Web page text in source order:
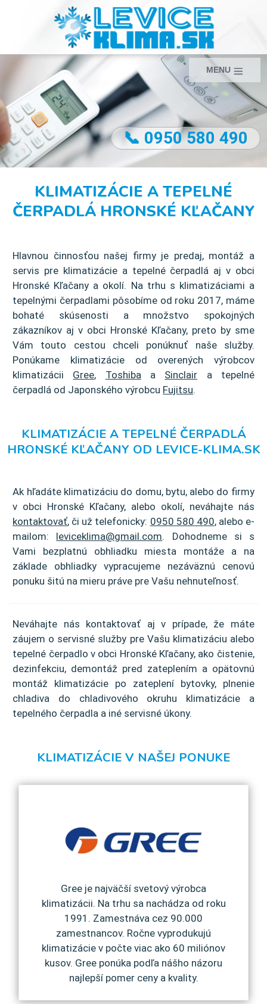
MENU
📞 0950 580 490
KLIMATIZÁCIE A TEPELNÉ
ČERPADLÁ HRONSKÉ KĽAČANY
Hlavnou činnosťou našej firmy je predaj, montáž a
servis pre klimatizácie a tepelné čerpadlá aj v obci
Hronské Kľačany a okolí. Na trhu s klimatizáciami a
tepelnými čerpadlami pôsobíme od roku 2017, máme
bohaté skúsenosti a množstvo spokojných
zákazníkov aj v obci Hronské Kľačany, preto by sme
Vám touto cestou chceli ponúknuť naše služby.
Ponúkame klimatizácie od overených výrobcov
klimatizácii Gree, Toshiba a Sinclair a tepelné
čerpadlá od Japonského výrobcu Fujitsu.
KLIMATIZÁCIE A TEPELNÉ ČERPADLÁ
HRONSKÉ KĽAČANY OD LEVICE-KLIMA.SK
Ak hľadáte klimatizáciu do domu, bytu, alebo do firmy
v obci Hronské Kľačany, alebo okolí, neváhajte nás
kontaktovať, či už telefonicky: 0950 580 490, alebo e-
mailom: leviceklima@gmail.com. Dohodneme si s
Vami bezplatnú obhliadku miesta montáže a na
základe obhliadky vypracujeme nezáväznú cenovú
ponuku šitú na mieru práve pre Vašu nehnuteľnosť.
Neváhajte nás kontaktovať aj v prípade, že máte
záujem o servisné služby pre Vašu klimatizáciu alebo
tepelné čerpadlo v obci Hronské Kľačany, ako čistenie,
dezinfekciu, demontáž pred zateplením a opätovnú
montáž klimatizácie po zateplení bytovky, plnenie
chladiva do chladivového okruhu klimatizácie a
tepelného čerpadla a iné servisné úkony.
KLIMATIZÁCIE V NAŠEJ PONUKE
Gree je najväčší svetový výrobca
klimatizácii. Na trhu sa nachádza od roku
1991. Zamestnáva cez 90.000
zamestnancov. Ročne vyprodukujú
klimatizácie v počte viac ako 60 miliónov
kusov. Gree ponúka podľa nášho názoru
najlepší pomer ceny a kvality.